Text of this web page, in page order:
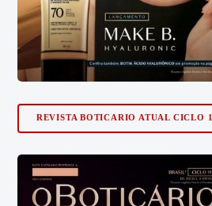
REVISTA BOTICARIO ATUAL CICLO